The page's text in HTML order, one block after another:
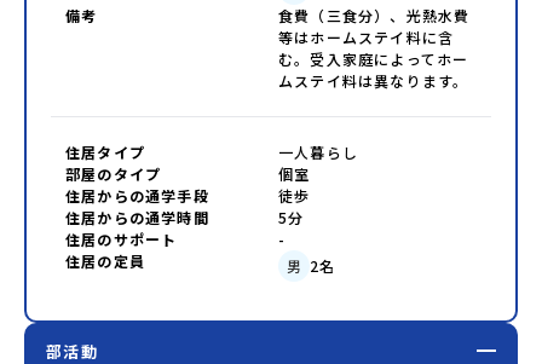
備考
食費（三食分）、光熱水費
等はホームステイ料に含
む。受入家庭によってホー
ムステイ料は異なります。
住居タイプ
一人暮らし
部屋のタイプ
個室
住居からの通学手段
徒歩
住居からの通学時間
5分
住居のサポート
-
住居の定員
男 2名
部活動